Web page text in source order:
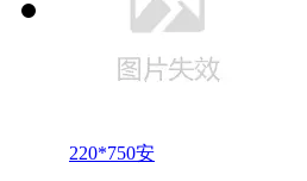
220*750安